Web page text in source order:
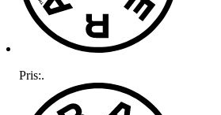
Pris:.